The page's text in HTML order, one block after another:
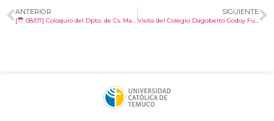
ANTERIOR
[ 08/07] Coloquio del Dpto. de Cs. Matemáticas y Físicas Junio 2025
SIGUIENTE